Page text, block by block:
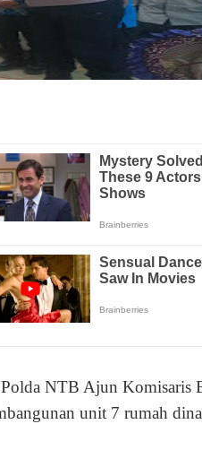
NTB Ajun Komisaris
unit 7 rumah